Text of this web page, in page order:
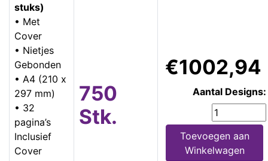
stuks)
• Met
Cover
• Nietjes
Gebonden
• A4 (210 x
297 mm)
• 32
pagina’s
Inclusief
Cover
750
Stk.
€1002,94
Aantal Designs:
Toevoegen aan
Winkelwagen